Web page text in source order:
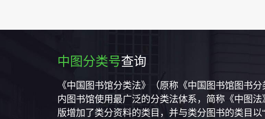
中图分类号查询
《中国图书馆分类法》（原称《中国图书馆图书
内图书馆使用最广泛的分类法体系，简称《中图
版增加了类分资料的类目，并与类分图书的类目